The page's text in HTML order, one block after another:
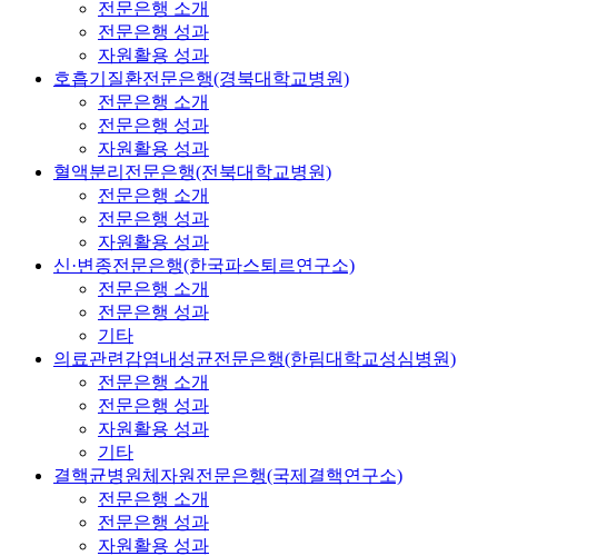
전문은행 소개
전문은행 성과
자원활용 성과
호흡기질환전문은행(경북대학교병원)
전문은행 소개
전문은행 성과
자원활용 성과
혈액분리전문은행(전북대학교병원)
전문은행 소개
전문은행 성과
자원활용 성과
신·변종전문은행(한국파스퇴르연구소)
전문은행 소개
전문은행 성과
기타
의료관련감염내성균전문은행(한림대학교성심병원)
전문은행 소개
전문은행 성과
자원활용 성과
기타
결핵균병원체자원전문은행(국제결핵연구소)
전문은행 소개
전문은행 성과
자원활용 성과